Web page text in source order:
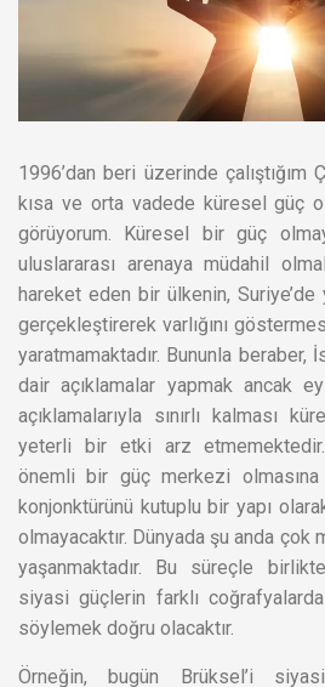
1996’dan beri üzerinde çalıştığım
kısa ve orta vadede küresel güç
görüyorum. Küresel bir güç
uluslararası arenaya müdahil
hareket eden bir ülkenin, Suriye’de
gerçekleştirerek varlığını
yaratmamaktadır. Bununla
dair açıklamalar yapmak ancak
açıklamalarıyla sınırlı kalması
yeterli bir etki arz
önemli bir güç merkezi olmasına
konjonktürünü kutuplu bir yapı
olmayacaktır. Dünyada şu anda
yaşanmaktadır. Bu süreçle
siyasi güçlerin farklı
söylemek doğru olacaktır.
Örneğin, bugün Brüksel’i